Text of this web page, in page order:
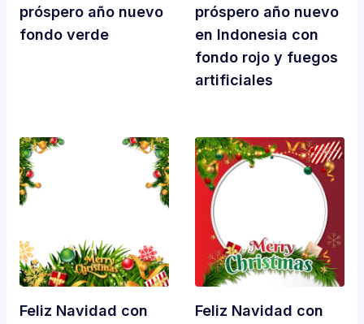
próspero año nuevo
fondo verde
próspero año nuevo
en Indonesia con
fondo rojo y fuegos
artificiales
Feliz Navidad con
Feliz Navidad con